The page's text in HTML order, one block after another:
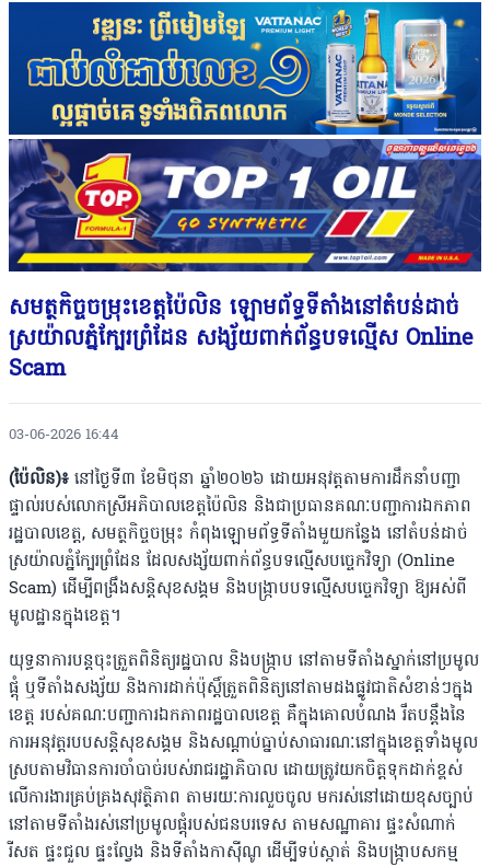
សមត្ថកិច្ចចម្រុះខេត្តប៉ៃលិន ឡោមព័ទ្ធទីតាំងនៅតំបន់ដាច់
ស្រយ៉ាលភ្នំក្បែរព្រំដែន សង្ស័យពាក់ព័ន្ធបទល្មើស Online
Scam
03-06-2026 16:44
(ប៉ៃលិន)៖ នៅថ្ងៃទី៣ ខែមិថុនា ឆ្នាំ២០២៦ ដោយអនុវត្តតាមការដឹកនាំបញ្ជា
ផ្ទាល់របស់លោកស្រីអភិបាលខេត្តប៉ៃលិន និងជាប្រធានគណៈបញ្ជាការឯកភាព
រដ្ឋបាលខេត្ត, សមត្ថកិច្ចចម្រុះ កំពុងឡោមព័ទ្ធទីតាំងមួយកន្លែង នៅតំបន់ដាច់
ស្រយ៉ាលភ្នំក្បែរព្រំដែន ដែលសង្ស័យពាក់ព័ន្ធបទល្មើសបច្ចេកវិទ្យា (Online
Scam) ដើម្បីពង្រឹងសន្តិសុខសង្គម និងបង្ក្រាបបទល្មើសបច្ចេកវិទ្យា ឱ្យអស់ពី
មូលដ្ឋានក្នុងខេត្ត។
យុទ្ធនាការបន្តចុះត្រួតពិនិត្យរដ្ឋបាល និងបង្ក្រាប នៅតាមទីតាំងស្នាក់នៅប្រមូល
ផ្តុំ ឬទីតាំងសង្ស័យ និងការដាក់ប៉ុស្តិ៍ត្រួតពិនិត្យនៅតាមដងផ្លូវជាតិសំខាន់ៗក្នុង
ខេត្ត របស់គណៈបញ្ជាការឯកភាពរដ្ឋបាលខេត្ត គឺក្នុងគោលបំណង រឹតបន្តឹងនៃ
ការអនុវត្តរបបសន្តិសុខសង្គម និងសណ្តាប់ធ្នាប់សាធារណៈនៅក្នុងខេត្តទាំងមូល
ស្របតាមវិធានការចាំបាច់របស់រាជរដ្ឋាភិបាល ដោយត្រូវយកចិត្តទុកដាក់ខ្ពស់
លើការងារគ្រប់គ្រងសុវត្ថិភាព តាមរយៈការលួចចូល មករស់នៅដោយខុសច្បាប់
នៅតាមទីតាំងរស់នៅប្រមូលផ្តុំរបស់ជនបរទេស តាមសណ្ឋាគារ ផ្ទះសំណាក់
រីសត ផ្ទះជួល ផ្ទះល្វែង និងទីតាំងកាស៊ីណូ ដើម្បីទប់ស្កាត់ និងបង្ក្រាបសកម្ម